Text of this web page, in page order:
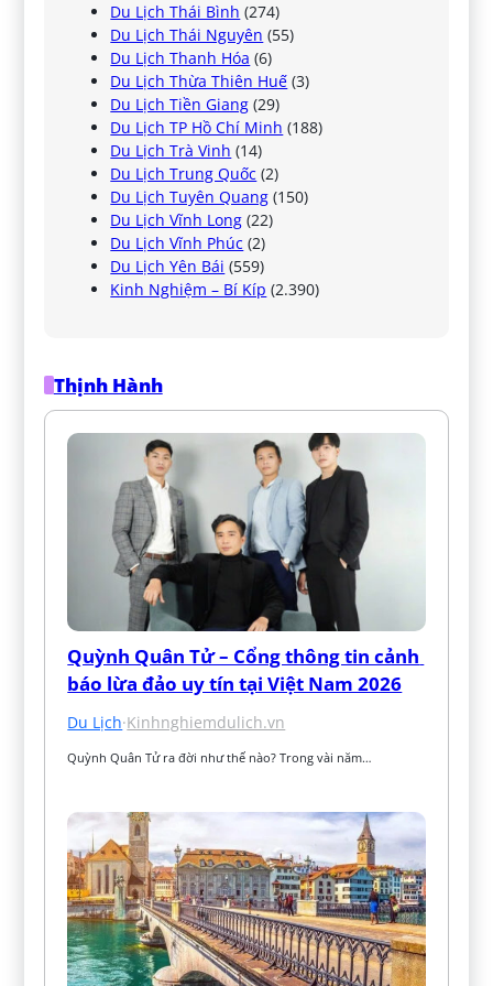
Du Lịch Thái Bình (274)
Du Lịch Thái Nguyên (55)
Du Lịch Thanh Hóa (6)
Du Lịch Thừa Thiên Huế (3)
Du Lịch Tiền Giang (29)
Du Lịch TP Hồ Chí Minh (188)
Du Lịch Trà Vinh (14)
Du Lịch Trung Quốc (2)
Du Lịch Tuyên Quang (150)
Du Lịch Vĩnh Long (22)
Du Lịch Vĩnh Phúc (2)
Du Lịch Yên Bái (559)
Kinh Nghiệm – Bí Kíp (2.390)
Thịnh Hành
Quỳnh Quân Tử – Cổng thông tin cảnh
báo lừa đảo uy tín tại Việt Nam 2026
Du Lịch·Kinhnghiemdulich.vn
Quỳnh Quân Tử ra đời như thế nào? Trong vài năm…